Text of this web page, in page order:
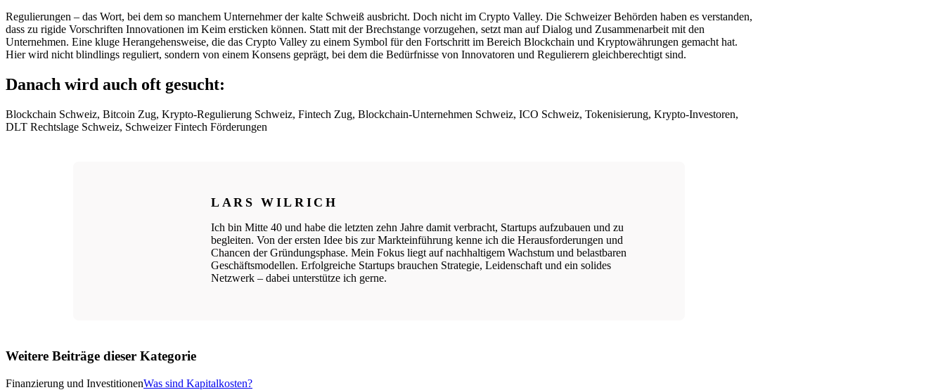
Regulierungen – das Wort, bei dem so manchem Unternehmer der kalte Schweiß ausbricht. Doch nicht im Crypto Valley. Die Schweizer Behörden haben es verstanden,
dass zu rigide Vorschriften Innovationen im Keim ersticken können. Statt mit der Brechstange vorzugehen, setzt man auf Dialog und Zusammenarbeit mit den
Unternehmen. Eine kluge Herangehensweise, die das Crypto Valley zu einem Symbol für den Fortschritt im Bereich Blockchain und Kryptowährungen gemacht hat.
Hier wird nicht blindlings reguliert, sondern von einem Konsens geprägt, bei dem die Bedürfnisse von Innovatoren und Regulierern gleichberechtigt sind.
Danach wird auch oft gesucht:
Blockchain Schweiz, Bitcoin Zug, Krypto-Regulierung Schweiz, Fintech Zug, Blockchain-Unternehmen Schweiz, ICO Schweiz, Tokenisierung, Krypto-Investoren,
DLT Rechtslage Schweiz, Schweizer Fintech Förderungen
LARS WILRICH
Ich bin Mitte 40 und habe die letzten zehn Jahre damit verbracht, Startups aufzubauen und zu
begleiten. Von der ersten Idee bis zur Markteinführung kenne ich die Herausforderungen und
Chancen der Gründungsphase. Mein Fokus liegt auf nachhaltigem Wachstum und belastbaren
Geschäftsmodellen. Erfolgreiche Startups brauchen Strategie, Leidenschaft und ein solides
Netzwerk – dabei unterstütze ich gerne.
Weitere Beiträge dieser Kategorie
Finanzierung und InvestitionenWas sind Kapitalkosten?